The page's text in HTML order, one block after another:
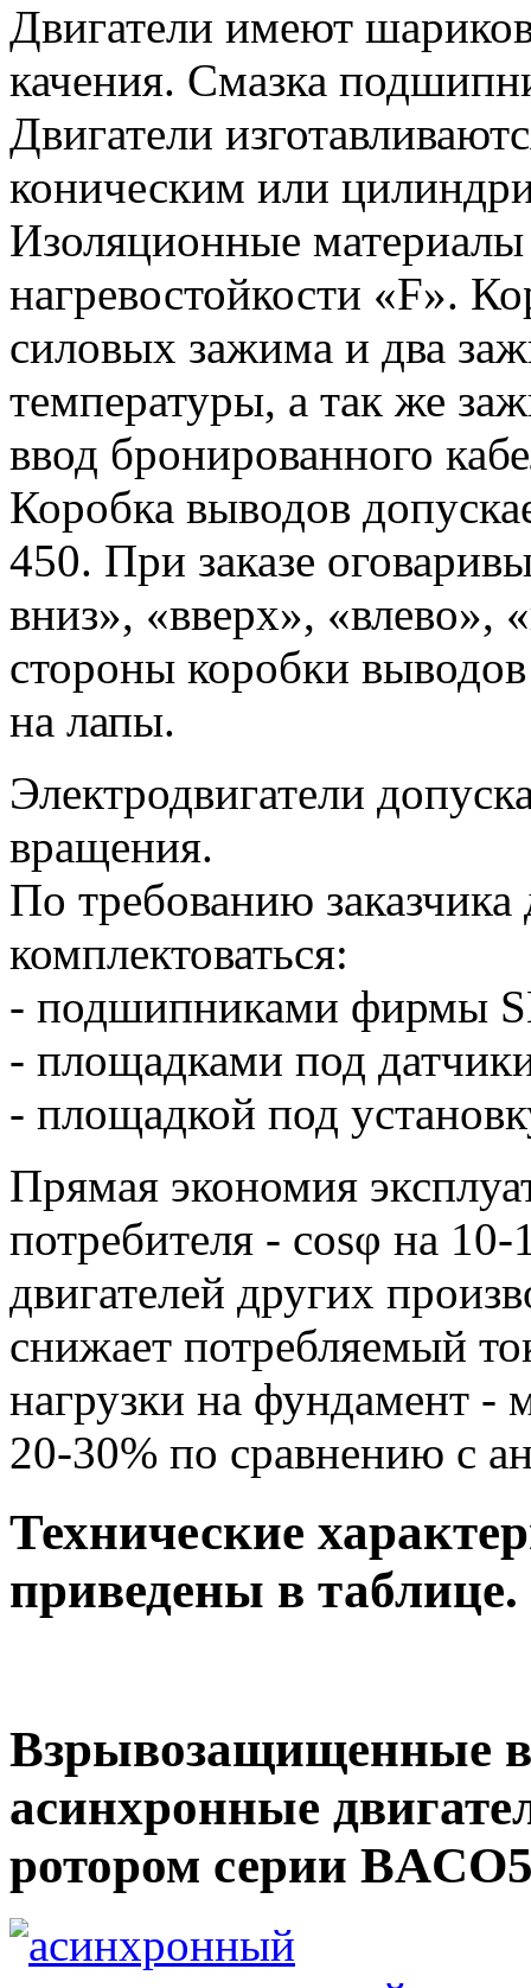
Двигатели имеют
качения. Смазка
Двигатели
коническим или
Изоляционные материалы
нагревостойкости «F».
силовых зажима и два
температуры, а так же
ввод бронированного
Коробка выводов
450. При заказе
вниз», «вверх», «влево»,
стороны коробки
на лапы.
Электродвигатели
вращения.
По требованию заказчика
комплектоваться:
- подшипниками фирмы
- площадками под
- площадкой под
Прямая экономия
потребителя - сosφ на
двигателей других
снижает потребляемый
нагрузки на фундамент -
20-30% по сравнению с
Технические
приведены в таблице.
Взрывозащищенные
асинхронные
ротором серии